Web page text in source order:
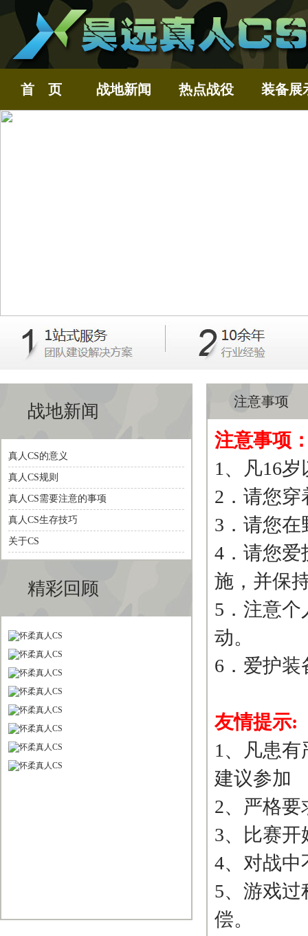
首 页 战地新闻 热点战役 装备展
战地新闻
真人CS的意义
真人CS规则
真人CS需要注意的事项
真人CS生存技巧
关于CS
精彩回顾
注意事项
注意事项
1、凡16
2．请您
3．请您
4．请您爱
施，并保
5．注意
动。
6．爱护装
友情提示:
1、凡患
建议参加
2、严格
3、比赛
4、对战中
5、游戏
偿。